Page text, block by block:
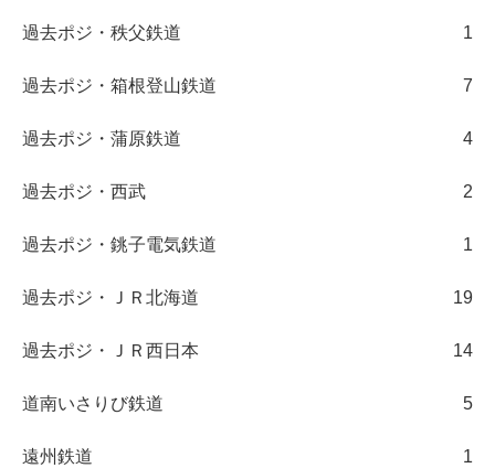
過去ポジ・秩父鉄道 1
過去ポジ・箱根登山鉄道 7
過去ポジ・蒲原鉄道 4
過去ポジ・西武 2
過去ポジ・銚子電気鉄道 1
過去ポジ・ＪＲ北海道 19
過去ポジ・ＪＲ西日本 14
道南いさりび鉄道 5
遠州鉄道 1